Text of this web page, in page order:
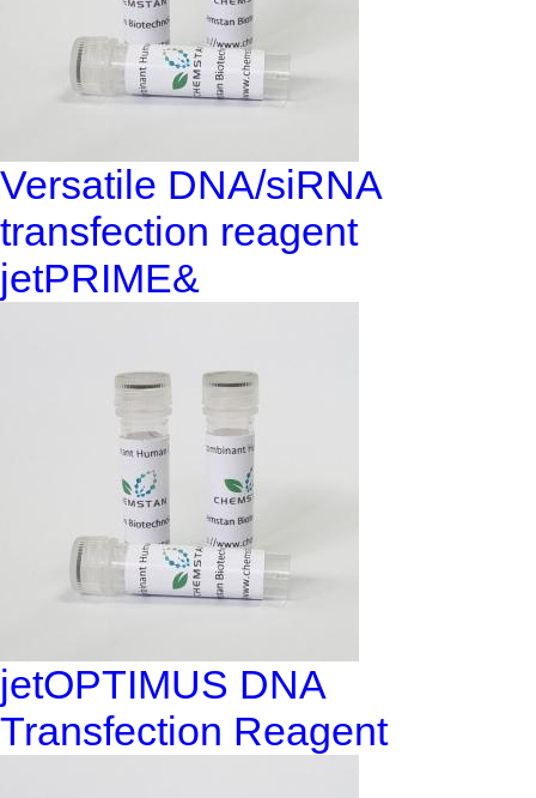
Versatile DNA/siRNA
transfection reagent
jetPRIME&
jetOPTIMUS DNA
Transfection Reagent